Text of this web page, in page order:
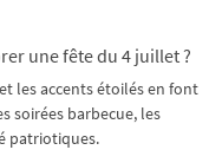
une fête du 4 juillet ?
les accents étoilés en font
soirées barbecue, les
patriotiques.